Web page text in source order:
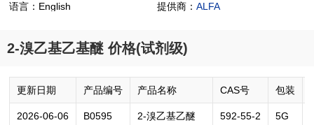
语言：English 提供商： ALFA
2-溴乙基乙基醚 价格(试剂级)
更新日期 产品编号 产品名称 CAS号 包装
2026-06-06 B0595 2-溴乙基乙醚 592-55-2 5G